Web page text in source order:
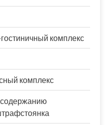
комплекс
комплекс
содержанию